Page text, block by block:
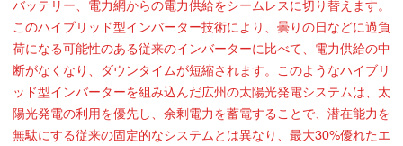
バッテリー、電力網からの電力供給をシームレスに切り替えます。
このハイブリッド型インバーター技術により、曇りの日などに過負
荷になる可能性のある従来のインバーターに比べて、電力供給の中
断がなくなり、ダウンタイムが短縮されます。このようなハイブリ
ッド型インバーターを組み込んだ広州の太陽光発電システムは、太
陽光発電の利用を優先し、余剰電力を蓄電することで、潜在能力を
無駄にする従来の固定的なシステムとは異なり、最大30%優れたエ